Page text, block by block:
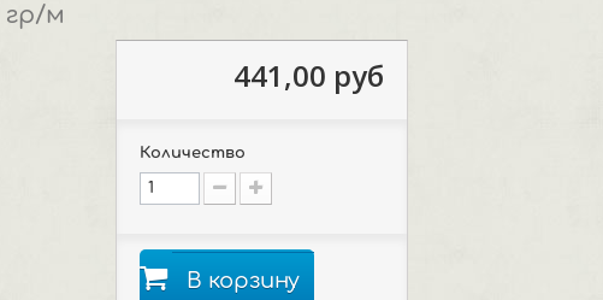
гр/м
441,00 руб
Количество
В корзину